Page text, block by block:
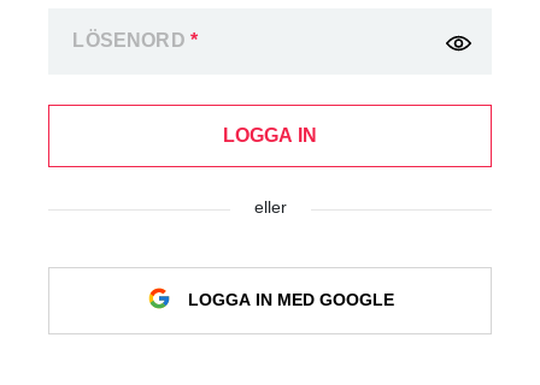
LÖSENORD *
LOGGA IN
eller
LOGGA IN MED GOOGLE